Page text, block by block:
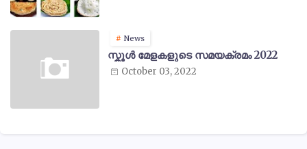
News
സ്കൂൾ മേളകളുടെ സമയക്രമം 2022
October 03, 2022